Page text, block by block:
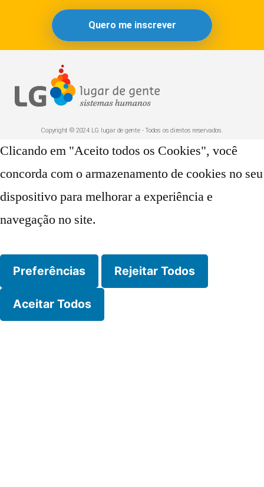
Quero me inscrever
Copyright © 2024 LG lugar de gente - Todos os direitos reservados.
Clicando em "Aceito todos os Cookies", você
concorda com o armazenamento de cookies no seu
dispositivo para melhorar a experiência e
navegação no site.
Preferências Rejeitar Todos
Aceitar Todos